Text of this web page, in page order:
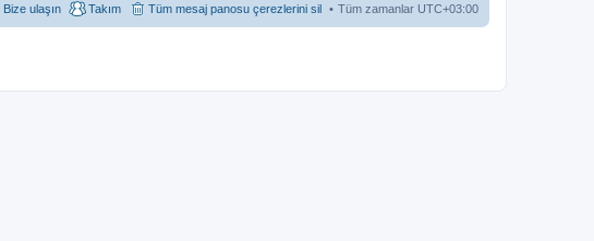
t
ü
g
ö
ü
Tüm zamanlar UTC+03:00
Tüm mesaj panosu çerezlerini sil
Takım
Bize ulaşın